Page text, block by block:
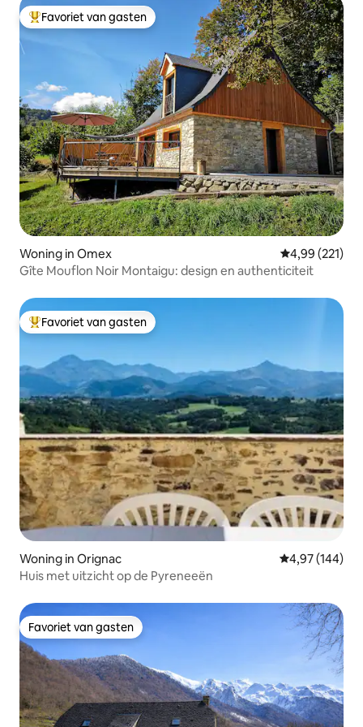
Topfavoriet van gasten
Favoriet van gasten
Woning in Omex Gemiddelde
4,99 (221)
Gîte Mouflon Noir Montaigu: design en authenticiteit
Topfavoriet van gasten
Favoriet van gasten
Woning in Orignac Gemiddelde
4,97 (144)
Huis met uitzicht op de Pyreneeën
Favoriet van gasten
Favoriet van gasten